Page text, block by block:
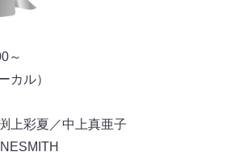
～
カル）
上彩夏／中上真亜子